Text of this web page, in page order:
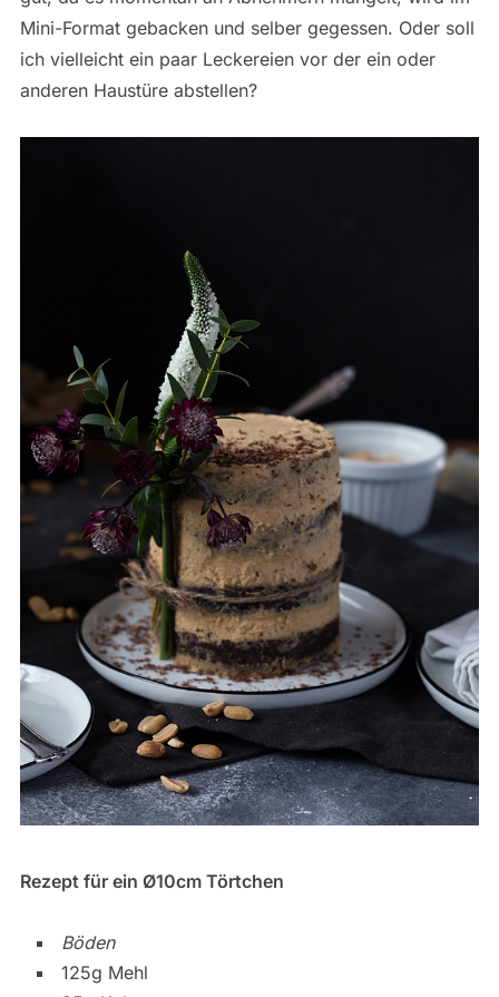
Mini-Format gebacken und selber gegessen. Oder soll
ich vielleicht ein paar Leckereien vor der ein oder
anderen Haustüre abstellen?
Rezept für ein Ø10cm Törtchen
Böden
125g Mehl